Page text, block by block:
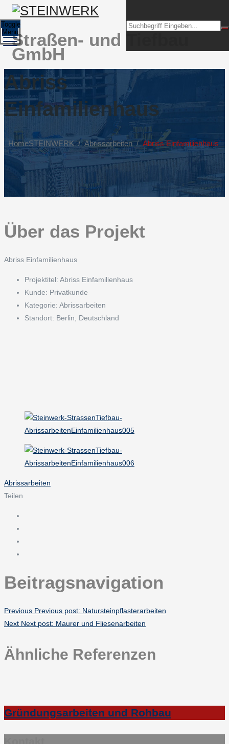
Straßen- und Tiefbau
GmbH
Toggle
Menu
Abriss
Einfamilienhaus
HomeSTEINWERK/Abrissarbeiten/Abriss Einfamilienhaus
Über das Projekt
Abriss Einfamilienhaus
Projektitel: Abriss Einfamilienhaus
Kunde: Privatkunde
Kategorie: Abrissarbeiten
Standort: Berlin, Deutschland
Abrissarbeiten
Teilen
Beitragsnavigation
Previous Previous post: Natursteinpflasterarbeiten
Next Next post: Maurer und Fliesenarbeiten
Ähnliche Referenzen
Gründungsarbeiten und Rohbau